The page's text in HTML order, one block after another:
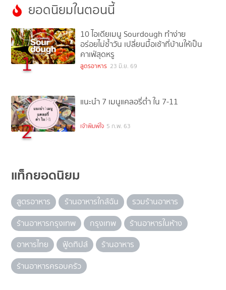
ยอดนิยมในตอนนี้
1
10 ไอเดียเมนู Sourdough ทำง่าย
อร่อยไม่ซ้ำวัน เปลี่ยนมื้อเช้าที่บ้านให้เป็น
คาเฟ่สุดหรู
สูตรอาหาร 23 มิ.ย. 69
2
แนะนำ 7 เมนูแคลอรี่ต่ำ ใน 7-11
เจ้าพิมพ์ใจ 5 ก.พ. 63
แท็กยอดนิยม
สูตรอาหาร ร้านอาหารใกล้ฉัน
รวมร้านอาหาร
ร้านอาหารกรุงเทพ
กรุงเทพ
ร้านอาหารในห้าง
อาหารไทย
ฟู้ดทิปส์
ร้านอาหาร
ร้านอาหารครอบครัว